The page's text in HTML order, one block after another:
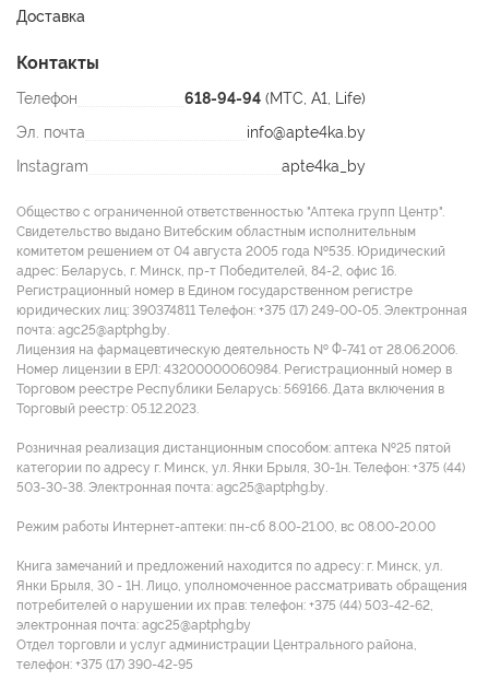
Доставка
Контакты
Телефон 618-94-94 (МТС, A1, Life)
Эл. почта
info@apte4ka.by
Instagram
apte4ka_by
Общество с ограниченной ответственностью "Аптека групп Центр".
Свидетельство выдано Витебским областным исполнительным
комитетом решением от 04 августа 2005 года №535. Юридический
адрес: Беларусь, г. Минск, пр-т Победителей, 84-2, офис 16.
Регистрационный номер в Едином государственном регистре
юридических лиц: 390374811 Tелефон: +375 (17) 249-00-05. Электронная
почта: agc25@aptphg.by.
Лицензия на фармацевтическую деятельность № Ф-741 от 28.06.2006.
Номер лицензии в ЕРЛ: 43200000060984. Регистрационный номер в
Торговом реестре Республики Беларусь: 569166. Дата включения в
Торговый реестр: 05.12.2023.
Розничная реализация дистанционным способом: аптека №25 пятой
категории по адресу г. Минск, ул. Янки Брыля, 30-1н. Телефон: +375 (44)
503-30-38. Электронная почта: agc25@aptphg.by.
Режим работы Интернет-аптеки: пн-сб 8.00-21.00, вс 08.00-20.00
Книга замечаний и предложений находится по адресу: г. Минск, ул.
Янки Брыля, 30 - 1Н. Лицо, уполномоченное рассматривать обращения
потребителей о нарушении их прав: телефон: +375 (44) 503-42-62,
электронная почта: agc25@aptphg.by
Отдел торговли и услуг администрации Центрального района,
телефон: +375 (17) 390-42-95